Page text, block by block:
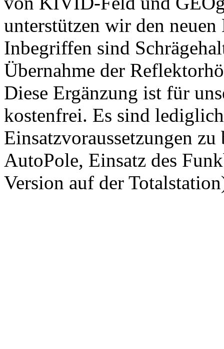
unterstützen wir den
Inbegriffen sind
Übernahme der
Diese Ergänzung ist für
kostenfrei. Es sind
Einsatzvoraussetzungen
AutoPole, Einsatz des
Version auf der